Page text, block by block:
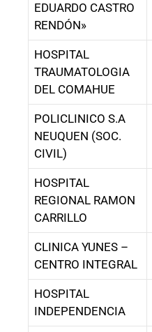
EDUARDO CASTRO
RENDÓN»
HOSPITAL
TRAUMATOLOGIA
DEL COMAHUE
POLICLINICO S.A
NEUQUEN (SOC.
CIVIL)
HOSPITAL
REGIONAL RAMON
CARRILLO
CLINICA YUNES –
CENTRO INTEGRAL
HOSPITAL
INDEPENDENCIA